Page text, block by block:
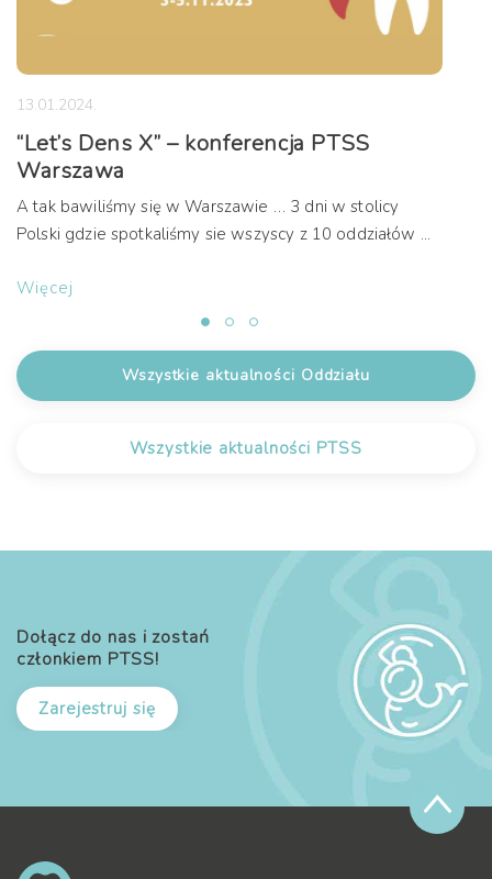
13.01.2024.
“Let’s Dens X” – konferencja PTSS
Warszawa
A tak bawiliśmy się w Warszawie … 3 dni w stolicy
Polski gdzie spotkaliśmy sie wszyscy z 10 oddziałów ...
Więcej
Wszystkie aktualności Oddziału
Wszystkie aktualności PTSS
Dołącz do nas i zostań
członkiem PTSS!
Zarejestruj się